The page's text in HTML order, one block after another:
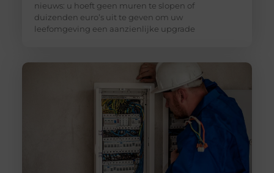
nieuws: u hoeft geen muren te slopen of
duizenden euro’s uit te geven om uw
leefomgeving een aanzienlijke upgrade